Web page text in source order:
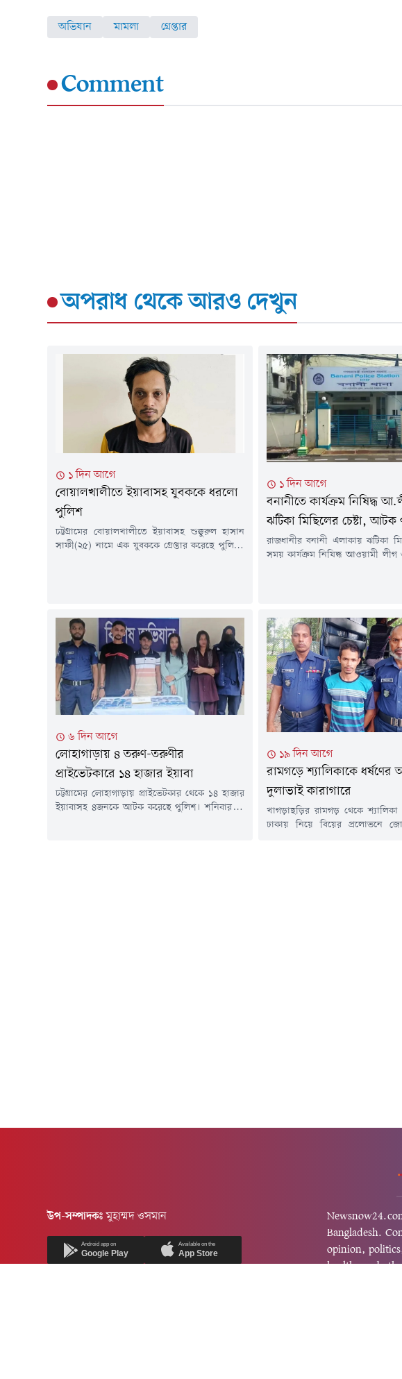
অভিযান মামলা গ্রেপ্তার
Comment
অপরাধ থেকে আরও দেখুন
১ দিন আগে
বোয়ালখালীতে ইয়াবাসহ যুবককে ধরলো
পুলিশ
চট্টগ্রামের বোয়ালখালীতে ইয়াবাসহ শুক্কুরুল হাসান
সাফী(২৫) নামে এক যুবককে গ্রেপ্তার করেছে পুলিশ।
হাসান শরীফের ছেলে।থানার উপপরিদর্শক (এসআই)
নিংওয়াই মারমা জানান, গোপন সংবাদের ভিত্তিতে...
১ দিন আগে
বনানীতে কার্যক্রম নিষিদ্ধ
ঝটিকা মিছিলের চেষ্টা, আটক
রাজধানীর বনানী এলাকায় ঝটিকা
সময় কার্যক্রম নিষিদ্ধ আওয়ামী লীগ
আটক করা হয়।আটক ব্যক্তিরা
(১৯), মো. শাকিল আহমেদ (১৯),
মোস্তফা (১৯)...
৬ দিন আগে
লোহাগাড়ায় ৪ তরুণ-তরুণীর
প্রাইভেটকারে ১৪ হাজার ইয়াবা
চট্টগ্রামের লোহাগাড়ায় প্রাইভেটকার থেকে ১৪ হাজার
ইয়াবাসহ ৪জনকে আটক করেছে পুলিশ। শনিবার (১
১৯ দিন আগে
রামগড়ে শ্যালিকাকে ধর্ষণের
দুলাভাই কারাগারে
খাগড়াছড়ির রামগড় থেকে
ঢাকায় নিয়ে বিয়ের প্রলোভনে
উপ-সম্পাদকঃমুহাম্মদ ওসমান
Android app on
Google Play
Available on the
App Store
Bangladesh.
opinion,
health, and